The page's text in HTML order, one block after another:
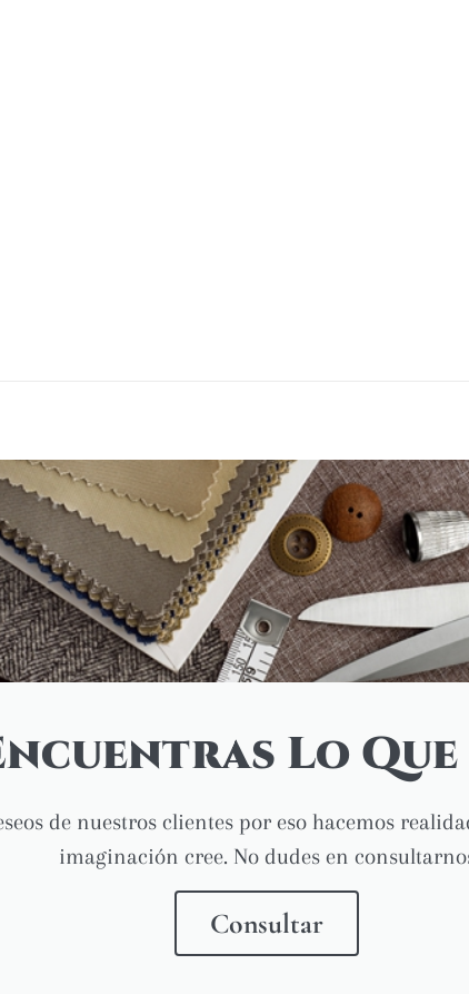
Lo Que
de nuestros clientes por eso hacemos
imaginación cree. No dudes en
Consultar